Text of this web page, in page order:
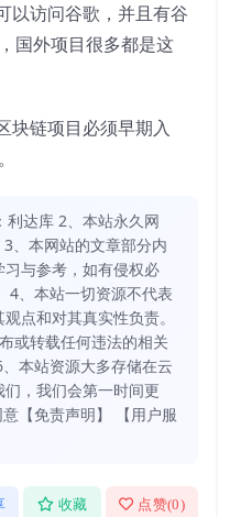
以访问谷歌，并且有谷
国外项目很多都是这
块链项目必须早期入
利达库 2、本站永久网
本网站的文章部分内
与参考，如有侵权必
4、本站一切资源不代表
点和对其真实性负责。
或转载任何违法的相关
本站资源大多存储在云
，我们会第一时间更
【免责声明】 【用户服
收藏 点赞(0)